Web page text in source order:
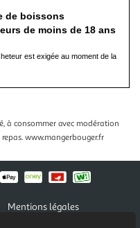
de boissons
de moins de 18 ans
est exigée au moment de la
à consommer avec modération
www.mangerbouger.fr
Mentions légales